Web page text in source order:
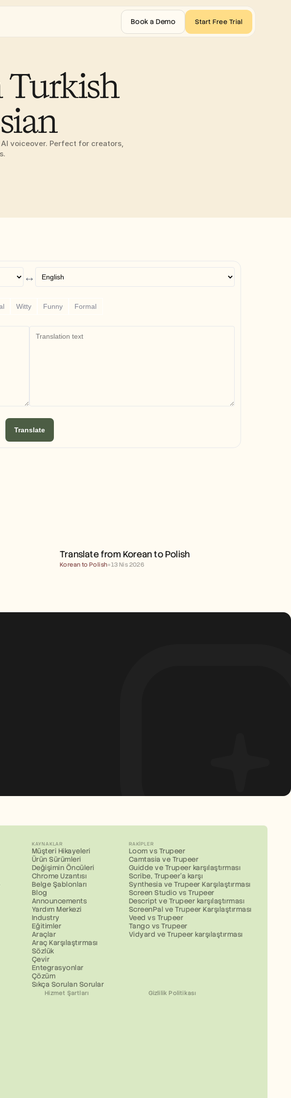
Turkish
voiceover. Perfect for creators,
↔
Witty Funny Formal
Translate
TO POLISH
Translate from Korean to Polish
Korean to Polish●13 Nis 2026
KAYNAKLAR
Müşteri Hikayeleri
Ürün Sürümleri
Değişimin Öncüleri
Chrome Uzantısı
Belge Şablonları
Blog
Announcements
Yardım Merkezi
Industry
Eğitimler
Araçlar
Araç Karşılaştırması
Sözlük
Çevir
Entegrasyonlar
Çözüm
Sıkça Sorulan Sorular
RAKIPLER
Loom vs Trupeer
Camtasia ve Trupeer
Guidde ve Trupeer karşılaştırması
Scribe, Trupeer'a karşı
Synthesia ve Trupeer Karşılaştırması
Screen Studio vs Trupeer
Descript ve Trupeer karşılaştırması
ScreenPal ve Trupeer Karşılaştırması
Veed vs Trupeer
Tango vs Trupeer
Vidyard ve Trupeer karşılaştırması
Hizmet Şartları Gizlilik Politikası
Book a Demo Start Free Trial